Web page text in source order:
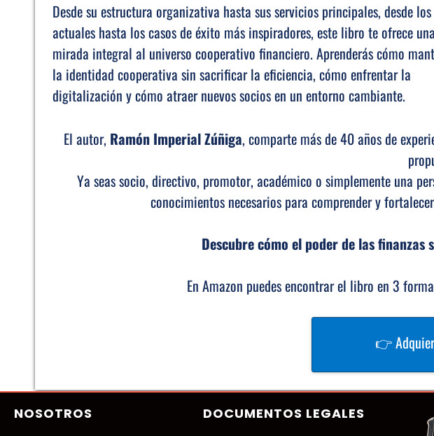
Desde su estructura organizativa hasta sus servicios principales, desde
actuales hasta los casos de éxito más inspiradores, este libro te ofrece una
mirada integral al universo cooperativo financiero. Aprenderás cómo
la identidad cooperativa sin sacrificar la eficiencia, cómo enfrentar la
digitalización y cómo atraer nuevos socios en un entorno cambiante.
El autor, Ramón Imperial Zúñiga, comparte más de 40 años de
Ya seas socio, directivo, promotor, académico o simplemente una
conocimientos necesarios para comprender y
Descubre cómo el poder de las
En Amazon puedes encontrar el libro en 3
👉
NOSOTROS DOCUMENTOS LEGALES